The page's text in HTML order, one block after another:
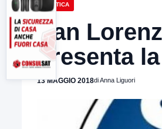
POLITICA
San
presenta
13 MAGGIO 2018di Anna Liguori